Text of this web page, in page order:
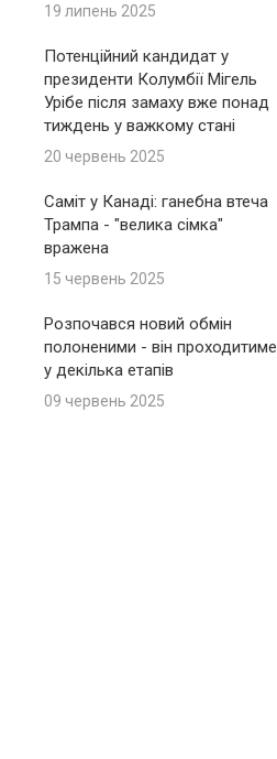
19 липень 2025
Потенційний кандидат у
президенти Колумбії Мігель
Урібе після замаху вже понад
тиждень у важкому стані
20 червень 2025
Саміт у Канаді: ганебна втеча
Трампа - "велика сімка"
вражена
15 червень 2025
Розпочався новий обмін
полоненими - він проходитиме
у декілька етапів
09 червень 2025